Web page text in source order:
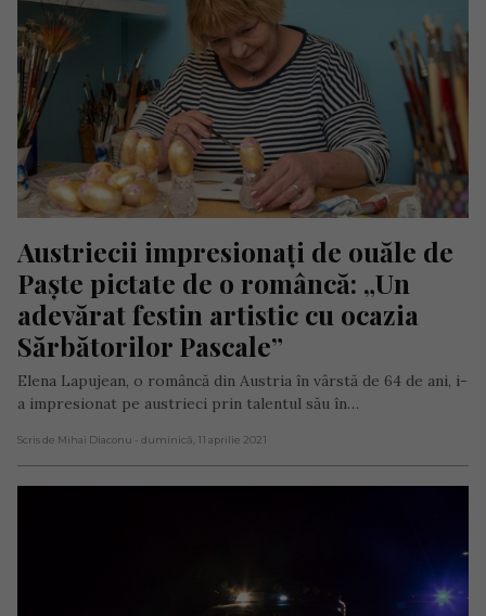
Austriecii impresionați de ouăle de
Paște pictate de o româncă: „Un
adevărat festin artistic cu ocazia
Sărbătorilor Pascale”
Elena Lapujean, o româncă din Austria în vârstă de 64 de ani, i-
a impresionat pe austrieci prin talentul său în…
Scris de Mihai Diaconu - duminică, 11 aprilie 2021